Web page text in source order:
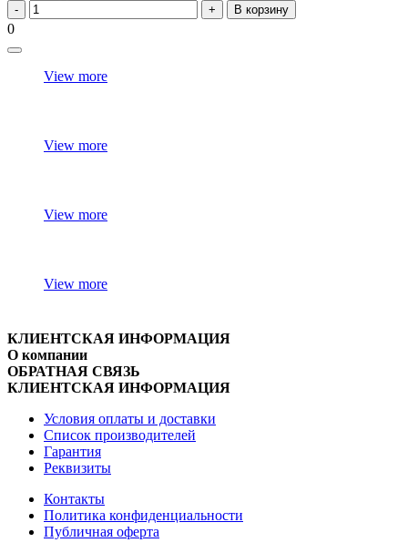
В корзину
0
View more
View more
View more
View more
КЛИЕНТСКАЯ ИНФОРМАЦИЯ
О компании
ОБРАТНАЯ СВЯЗЬ
КЛИЕНТСКАЯ ИНФОРМАЦИЯ
Условия оплаты и доставки
Список производителей
Гарантия
Реквизиты
Контакты
Политика конфиденциальности
Публичная оферта